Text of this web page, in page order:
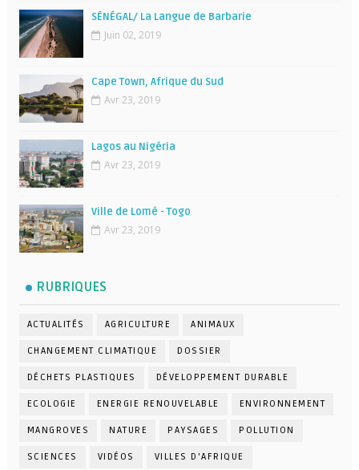
SÉNÉGAL/ La Langue de Barbarie
Juin 02, 2019
Cape Town, Afrique du Sud
Avr 23, 2019
Lagos au Nigéria
Avr 23, 2019
Ville de Lomé - Togo
Avr 23, 2019
RUBRIQUES
ACTUALITÉS AGRICULTURE ANIMAUX
CHANGEMENT CLIMATIQUE DOSSIER
DÉCHETS PLASTIQUES DÉVELOPPEMENT DURABLE
ECOLOGIE ENERGIE RENOUVELABLE ENVIRONNEMENT
MANGROVES NATURE PAYSAGES POLLUTION
SCIENCES VIDÉOS VILLES D'AFRIQUE